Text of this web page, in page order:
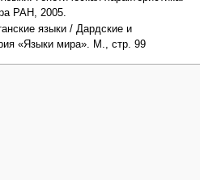
РАН, 2005.
языки / Дардские и
«Языки мира». М., стр. 99